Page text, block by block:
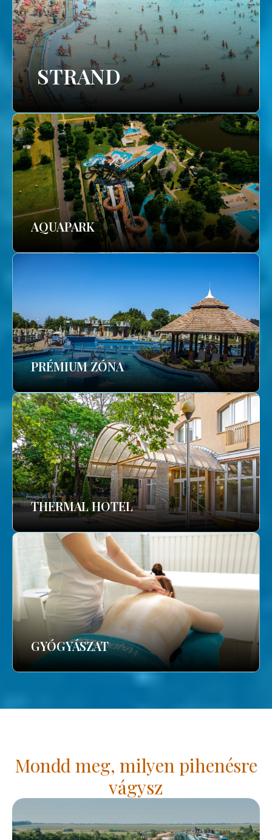
STRAND
AQUAPARK
PRÉMIUM ZÓNA
THERMAL HOTEL
GYÓGYÁSZAT
Mondd meg, milyen pihenésre
vágysz